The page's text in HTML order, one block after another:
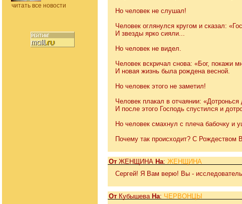
читать все новости
Но человек не слушал!
Человек оглянулся кругом и сказал:
И звезды ярко сияли...
Но человек не видел.
Человек вскричал снова: «Бог, покажи
И новая жизнь была рождена весной.
Но человек этого не заметил!
Человек плакал в отчаянии:
И после этого Господь спустился и
Но человек смахнул с плеча бабочку и
Почему так происходит? С Рождеством
От ЖЕНЩИНА На: ЖЕНЩИНА
Сергей! Я Вам верю! Вы -
От Кубышева На: ЧЕРВОНЦЫ